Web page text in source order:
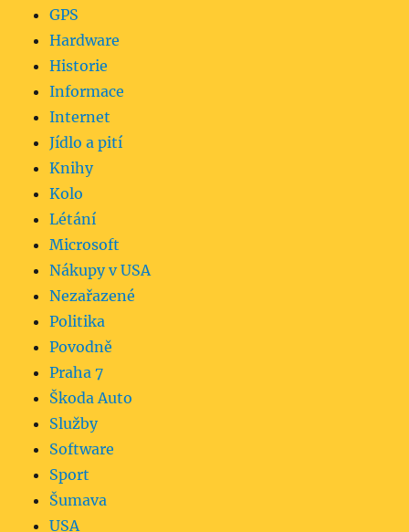
GPS
Hardware
Historie
Informace
Internet
Jídlo a pití
Knihy
Kolo
Létání
Microsoft
Nákupy v USA
Nezařazené
Politika
Povodně
Praha 7
Škoda Auto
Služby
Software
Sport
Šumava
USA